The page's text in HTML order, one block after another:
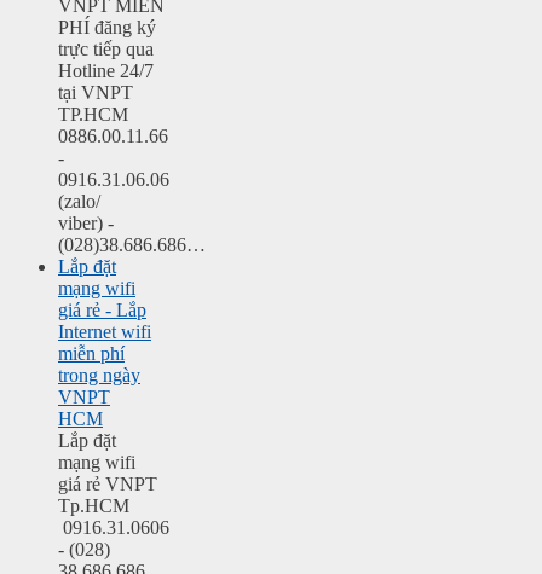
VNPT MIỄN
PHÍ đăng ký
trực tiếp qua
Hotline 24/7
tại VNPT
TP.HCM
0886.00.11.66
-
0916.31.06.06
(zalo/
viber) -
(028)38.686.686…
Lắp đặt
mạng wifi
giá rẻ - Lắp
Internet wifi
miễn phí
trong ngày
VNPT
HCM
Lắp đặt
mạng wifi
giá rẻ VNPT
Tp.HCM
0916.31.0606
- (028)